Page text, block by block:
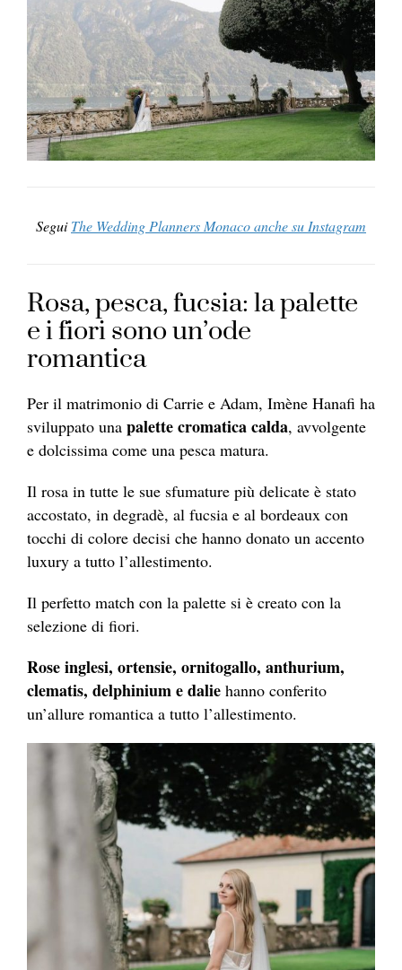
SeguiThe Wedding Planners Monaco anche su Instagram
Rosa, pesca, fucsia: la palette
e i fiori sono un’ode
romantica
Per il matrimonio di Carrie e Adam, Imène Hanafi ha
sviluppato una palette cromatica calda, avvolgente
e dolcissima come una pesca matura.
Il rosa in tutte le sue sfumature più delicate è stato
accostato, in degradè, al fucsia e al bordeaux con
tocchi di colore decisi che hanno donato un accento
luxury a tutto l’allestimento.
Il perfetto match con la palette si è creato con la
selezione di fiori.
Rose inglesi, ortensie, ornitogallo, anthurium,
clematis, delphinium e dalie hanno conferito
un’allure romantica a tutto l’allestimento.